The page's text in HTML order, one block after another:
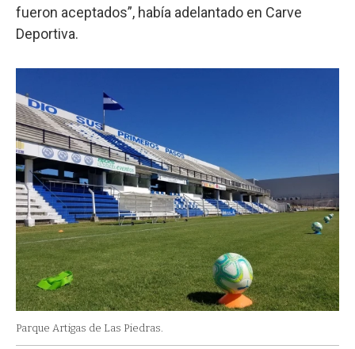
fueron aceptados”, había adelantado en Carve
Deportiva.
Parque Artigas de Las Piedras.